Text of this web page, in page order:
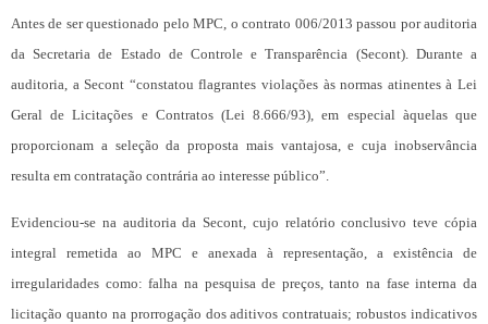
Antes de ser questionado pelo MPC, o contrato 006/2013 passou por auditoria
da Secretaria de Estado de Controle e Transparência (Secont). Durante a
auditoria, a Secont “constatou flagrantes violações às normas atinentes à Lei
Geral de Licitações e Contratos (Lei 8.666/93), em especial àquelas que
proporcionam a seleção da proposta mais vantajosa, e cuja inobservância
resulta em contratação contrária ao interesse público”.
Evidenciou-se na auditoria da Secont, cujo relatório conclusivo teve cópia
integral remetida ao MPC e anexada à representação, a existência de
irregularidades como: falha na pesquisa de preços, tanto na fase interna da
licitação quanto na prorrogação dos aditivos contratuais; robustos indicativos